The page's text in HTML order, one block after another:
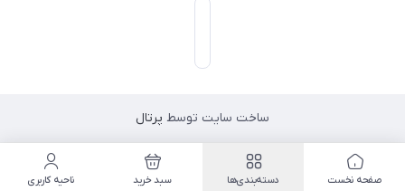
مسیریابی در اپلیکیشن نشان
ساخت سایت توسط پرتال
صفحه نخست دسته‌بندی‌ها سبد خرید ناحیه کاربری